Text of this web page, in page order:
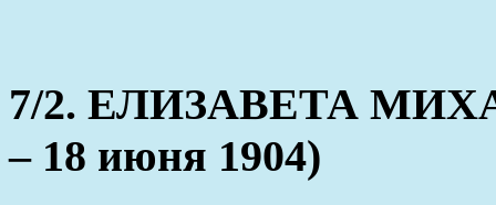
7/2. ЕЛИЗАВЕТА
– 18 июня 1904)